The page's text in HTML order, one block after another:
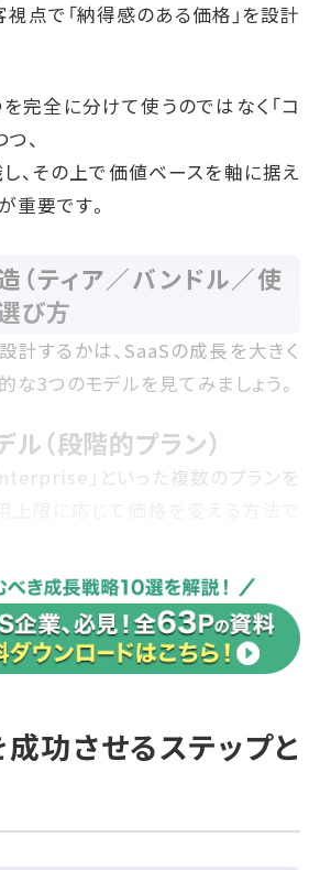
視点で「納得感のある価格」を設計
完全に分けて使うのではなく「コ
、
、その上で価値ベースを軸に据え
重要です。
（ティア／バンドル／使
び方
計するかは、SaaSの成長を大きく
な3つのモデルを見てみましょう。
ル（段階的プラン）
Enterprise」といった複数のプランを
ており、顧客は自分に合ったプラ
ます。
ランを基準に顧客が比較するか」
。
デル
スをまとめて提供し、単体で買う
功させるステップと